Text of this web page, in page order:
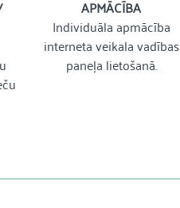
APMĀCĪBA
Individuāla apmācība
interneta veikala vadības
paneļa lietošanā.